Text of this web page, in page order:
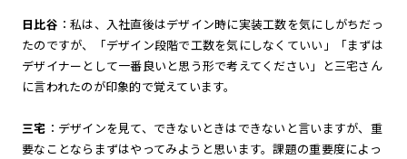
日比谷 ：私は、入社直後はデザイン時に実装工数を気にしがちだっ
たのですが、「デザイン段階で工数を気にしなくていい」「まずは
デザイナーとして一番良いと思う形で考えてください」と三宅さん
に言われたのが印象的で覚えています。
三宅 ：デザインを見て、できないときはできないと言いますが、重
要なことならまずはやってみようと思います。課題の重要度によっ